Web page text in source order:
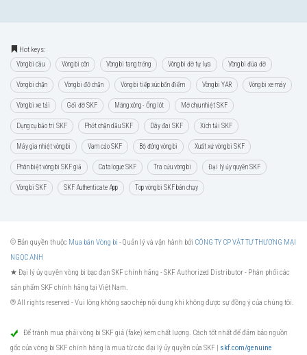
Hot keys:
Vòng bi cầu Vòng bi côn Vòng bi tang trống Vòng bi đỡ tự lựa Vòng bi đũa đỡ
Vòng bi chặn Vòng bi đỡ chặn Vòng bi tiếp xúc bốn điểm Vòng bi YAR Vòng bi xe máy
Vòng bi xe tải Gối đỡ SKF Măng xông - Ống lót Mỡ chịu nhiệt SKF
Dụng cụ bảo trì SKF Phớt chặn dầu SKF Dây đai SKF Xích tải SKF
Máy gia nhiệt vòng bi Vam cảo SKF Bộ đóng vòng bi Xuất xứ vòng bi SKF
Phân biệt vòng bi SKF giả Catalogue SKF Tra cứu vòng bi Đại lý ủy quyền SKF
Vòng bi SKF SKF Authenticate App Top vòng bi SKF bán chạy
© Bản quyền thuộc Mua bán Vòng bi - Quản lý và vận hành bởi CÔNG TY CP VẬT TƯ THƯƠNG MẠI
NGỌC ANH
★ Đại lý ủy quyền vòng bi bạc đạn SKF chính hãng -SKF Authorized Distributor- Phân phối các
sản phẩm SKF chính hãng tại Việt Nam.
® All rights reserved - Vui lòng không sao chép nội dung khi không được sự đồng ý của chúng tôi.
Để tránh mua phải vòng bi SKF giả (fake) kém chất lượng. Cách tốt nhất để đảm bảo nguồn
gốc của vòng bi SKF chính hãng là mua từ các đại lý ủy quyền của SKF | skf.com/genuine